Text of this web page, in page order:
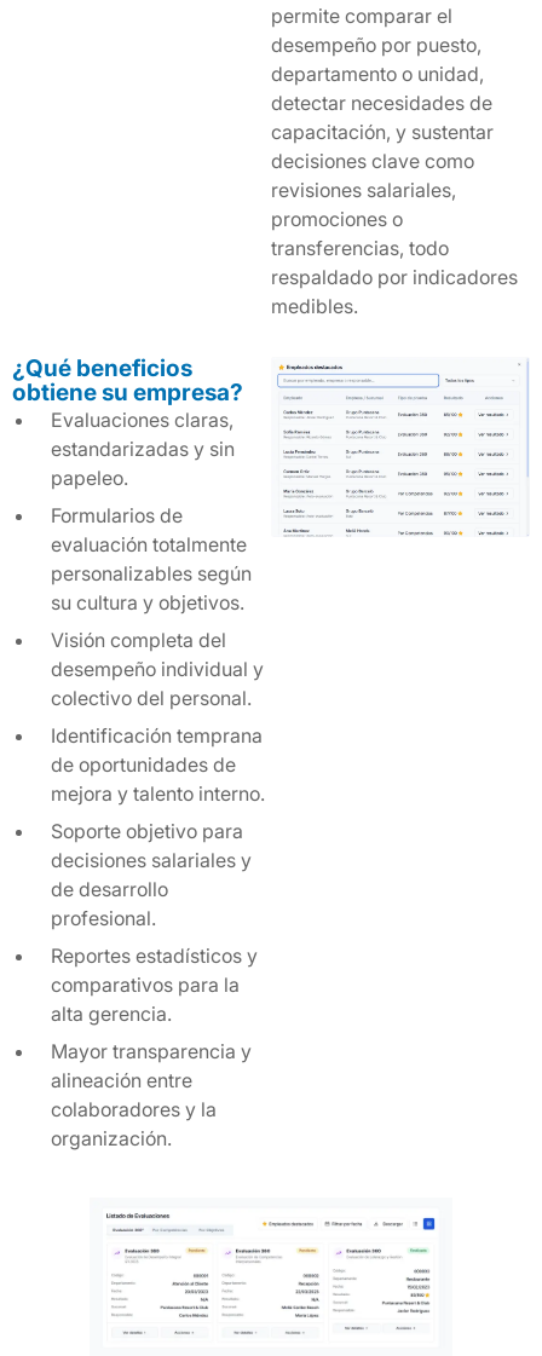
permite comparar el
desempeño por puesto,
departamento o unidad,
detectar necesidades de
capacitación, y sustentar
decisiones clave como
revisiones salariales,
promociones o
transferencias, todo
respaldado por indicadores
medibles.
¿Qué beneficios
obtiene su empresa?
Evaluaciones claras,
estandarizadas y sin
papeleo.
Formularios de
evaluación totalmente
personalizables según
su cultura y objetivos.
Visión completa del
desempeño individual y
colectivo del personal.
Identificación temprana
de oportunidades de
mejora y talento interno.
Soporte objetivo para
decisiones salariales y
de desarrollo
profesional.
Reportes estadísticos y
comparativos para la
alta gerencia.
Mayor transparencia y
alineación entre
colaboradores y la
organización.